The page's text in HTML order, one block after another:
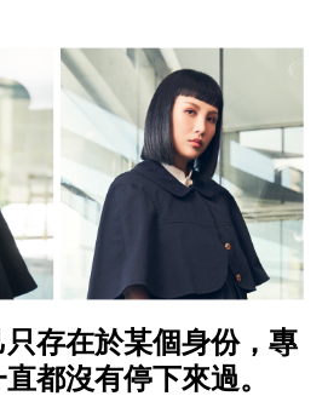
存在於某個身份，專
都沒有停下來過。